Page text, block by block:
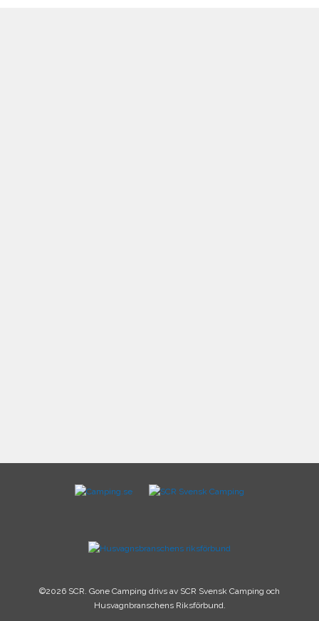
©2026 SCR. Gone Camping drivs av SCR Svensk Camping och
Husvagnbranschens Riksförbund.